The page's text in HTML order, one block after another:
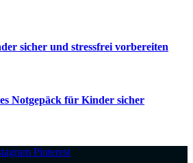
sicher und stressfrei vorbereiten
Notgepäck für Kinder sicher
Pinterest